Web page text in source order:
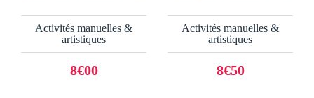
Activités manuelles &
artistiques
8€00
Activités manuelles &
artistiques
8€50